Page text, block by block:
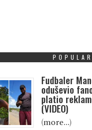
Fudbaler
oduševio
platio
(VIDEO)
(more…)